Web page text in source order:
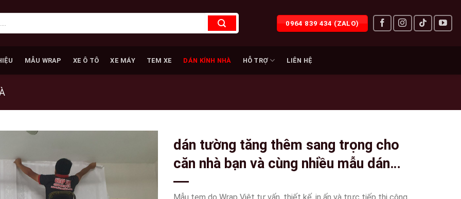
0964 839 434 (ZALO)
MẪU WRAP XE Ô TÔ XE MÁY TEM XE DÁN KÍNH NHÀ HỖ TRỢ LIÊN HỆ
dán tường tăng thêm sang trọng cho
căn nhà bạn và cùng nhiều mẫu dán
tại wrapviet -110